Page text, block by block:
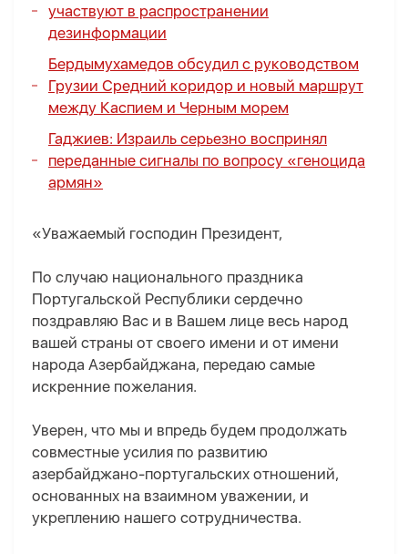
участвуют в распространении
дезинформации
Бердымухамедов обсудил с руководством
Грузии Средний коридор и новый маршрут
между Каспием и Черным морем
Гаджиев: Израиль серьезно воспринял
переданные сигналы по вопросу «геноцида
армян»
«Уважаемый господин Президент,
По случаю национального праздника
Португальской Республики сердечно
поздравляю Вас и в Вашем лице весь народ
вашей страны от своего имени и от имени
народа Азербайджана, передаю самые
искренние пожелания.
Уверен, что мы и впредь будем продолжать
совместные усилия по развитию
азербайджано-португальских отношений,
основанных на взаимном уважении, и
укреплению нашего сотрудничества.